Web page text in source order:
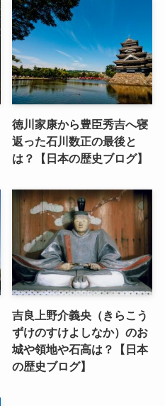
徳川家康から豊臣秀吉へ寝
返った石川数正の最後と
は？【日本の歴史ブログ】
吉良上野介義央（きらこう
ずけのすけよしなか）のお
城や領地や石高は？【日本
の歴史ブログ】